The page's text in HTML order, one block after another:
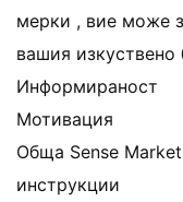
мерки , вие може
вашия
Информираност
Мотивация
Обща Sense
инструкции